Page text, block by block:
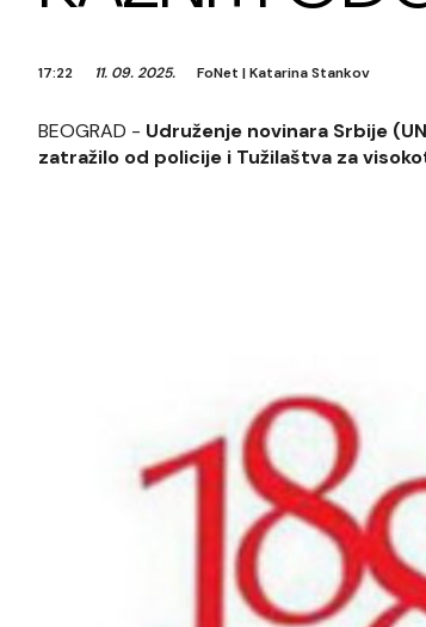
17:22 11. 09. 2025. FoNet |Katarina Stankov
BEOGRAD - Udruženje novinara Srbije
zatražilo od policije i Tužilaštva za